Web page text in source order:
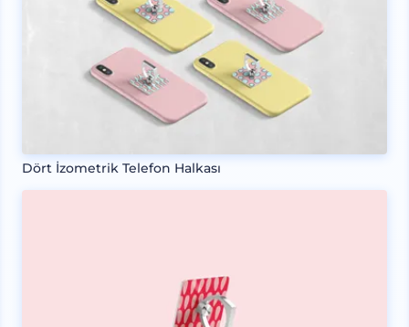
Dört İzometrik Telefon Halkası